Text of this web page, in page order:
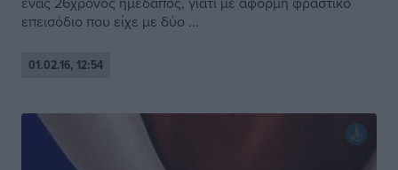
επεισόδιο που είχε με δύο ...
01.02.16, 12:54